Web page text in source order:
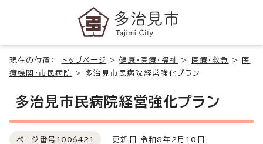
現在の位置： トップページ >健康・医療・福祉 > 医療・救急 >
医
療機関・市民病院
>多治見市民病院経営強化プラン
多治見市民病院経営強化プラン
ページ番号 1006421 更新日 令和8年2月10日